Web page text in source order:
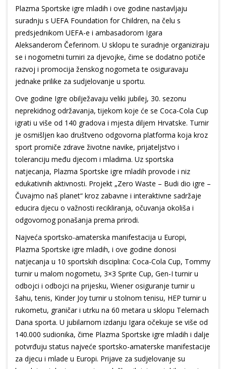
Plazma Sportske igre mladih i ove godine nastavljaju
suradnju s UEFA Foundation for Children, na čelu s
predsjednikom UEFA-e i ambasadorom Igara
Aleksanderom Čeferinom. U sklopu te suradnje organiziraju
se i nogometni turniri za djevojke, čime se dodatno potiče
razvoj i promocija ženskog nogometa te osiguravaju
jednake prilike za sudjelovanje u sportu.
Ove godine Igre obilježavaju veliki jubilej, 30. sezonu
neprekidnog održavanja, tijekom koje će se Coca-Cola Cup
igrati u više od 140 gradova i mjesta diljem Hrvatske. Turnir
je osmišljen kao društveno odgovorna platforma koja kroz
sport promiče zdrave životne navike, prijateljstvo i
toleranciju među djecom i mladima. Uz sportska
natjecanja, Plazma Sportske igre mladih provode i niz
edukativnih aktivnosti. Projekt „Zero Waste – Budi dio igre –
Čuvajmo naš planet“ kroz zabavne i interaktivne sadržaje
educira djecu o važnosti recikliranja, očuvanja okoliša i
odgovornog ponašanja prema prirodi.
Najveća sportsko-amaterska manifestacija u Europi,
Plazma Sportske igre mladih, i ove godine donosi
natjecanja u 10 sportskih disciplina: Coca-Cola Cup, Tommy
turnir u malom nogometu, 3×3 Sprite Cup, Gen-I turnir u
odbojci i odbojci na prijesku, Wiener osiguranje turnir u
šahu, tenis, Kinder Joy turnir u stolnom tenisu, HEP turnir u
rukometu, graničar i utrku na 60 metara u sklopu Telemach
Dana sporta. U jubilarnom izdanju Igara očekuje se više od
140.000 sudionika, čime Plazma Sportske igre mladih i dalje
potvrđuju status najveće sportsko-amaterske manifestacije
za djecu i mlade u Europi. Prijave za sudjelovanje su